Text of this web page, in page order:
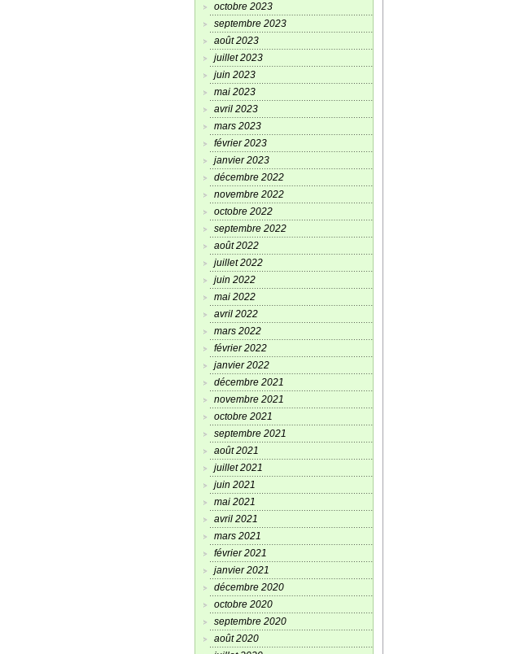
octobre 2023
septembre 2023
août 2023
juillet 2023
juin 2023
mai 2023
avril 2023
mars 2023
février 2023
janvier 2023
décembre 2022
novembre 2022
octobre 2022
septembre 2022
août 2022
juillet 2022
juin 2022
mai 2022
avril 2022
mars 2022
février 2022
janvier 2022
décembre 2021
novembre 2021
octobre 2021
septembre 2021
août 2021
juillet 2021
juin 2021
mai 2021
avril 2021
mars 2021
février 2021
janvier 2021
décembre 2020
octobre 2020
septembre 2020
août 2020